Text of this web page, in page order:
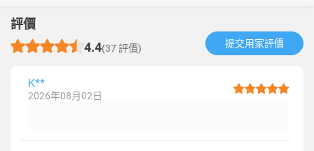
評價
4.4(37 評價) 提交用家評價​
K**
2026年08月02日